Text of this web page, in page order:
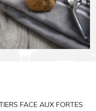
FACE AUX FORTES